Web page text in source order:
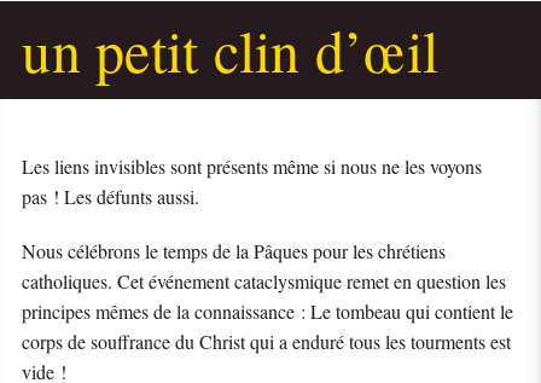
un petit clin d’œil
Les liens invisibles sont présents même si nous ne les voyons
pas ! Les défunts aussi.
Nous célébrons le temps de la Pâques pour les chrétiens
catholiques. Cet événement cataclysmique remet en question les
principes mêmes de la connaissance : Le tombeau qui contient le
corps de souffrance du Christ qui a enduré tous les tourments est
vide !